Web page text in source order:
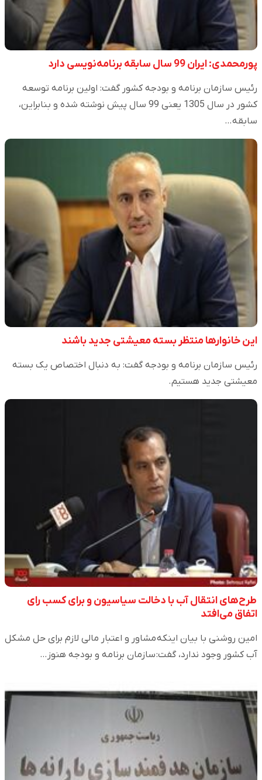
پورمحمدی: ایران 99 سال سابقه برنامه‌نویسی دارد
رئیس سازمان برنامه و بودجه کشور گفت: اولین برنامه توسعه
کشور در سال 1305 یعنی 99 سال پیش نوشته شده و بنابراین،
سابقه…
این خانوار‌ها منتظر بسته معیشتی جدید باشند
رئیس سازمان برنامه و بودجه گفت: به دنبال اختصاص یک بسته
معیشتی جدید هستیم.
طرح‌های انتقال آب با دخالت سیاسیون و برای کسب رای
اتفاق می‌افتد
امین روشنی با بیان اینکه مشاور و اعتبار مالی لازم برای حل مشکل
آب کشور وجود ندارد، گفت: سازمان برنامه و بودجه هنوز…